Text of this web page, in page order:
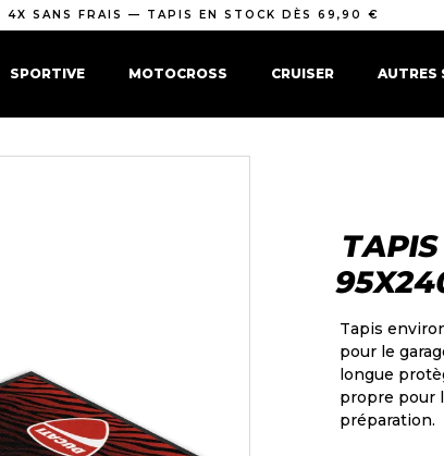
4X SANS FRAIS — TAPIS EN STOCK DÈS 69,90 €
SPORTIVE MOTOCROSS CRUISER AUTRES
Tapis
pour le
longue
propre pour
préparation.